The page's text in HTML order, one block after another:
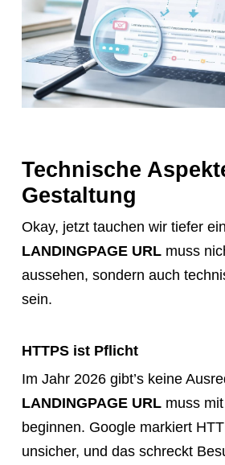
Technische
Gestaltung
Okay, jetzt tauchen wir tiefer
LANDINGPAGE URLmuss
aussehen, sondern auch
sein.
HTTPS ist Pflicht
Im Jahr 2026 gibt’s keine
LANDINGPAGE URLmuss mit
beginnen. Google markiert
unsicher, und das schreckt